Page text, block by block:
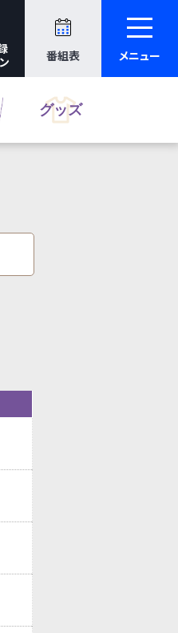
番組表 メニュー
グッズ